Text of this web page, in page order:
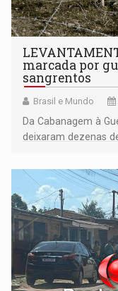
marcada por
sangrentos
Brasil e Mundo
Da Cabanagem à
deixaram dezenas
territoriais e sociais